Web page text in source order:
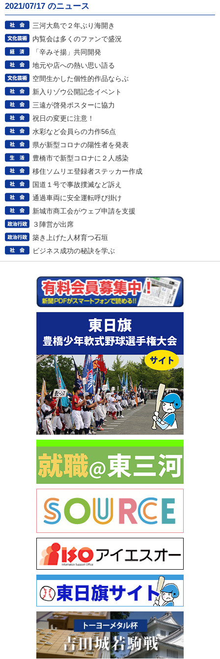
2021/07/17 のニュース
三河大島で２年ぶり海開き
内覧会は多くのファンで盛況
「辛みそ揚」共同開発
地元や店への熱い思い語る
空間生かした個性的作品ならぶ
新入りゾウ公開記念イベント
三遠が啓発ポスターに協力
祝日の変更に注意！
水彩など会員らの力作56点
県が新型コロナの陽性者を発表
豊橋市で新型コロナに２人感染
移住ソムリエ登録者ステッカー作成
国道１号で事故撲滅など訴え
通過車両に安全運転呼び掛け
新城市商工会がウェブ申請を支援
３陣営が出席
築き上げた人材育つ石垣
ビジネス成功の秘訣を学ぶ